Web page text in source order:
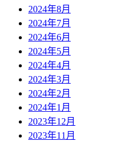
2024年8月
2024年7月
2024年6月
2024年5月
2024年4月
2024年3月
2024年2月
2024年1月
2023年12月
2023年11月